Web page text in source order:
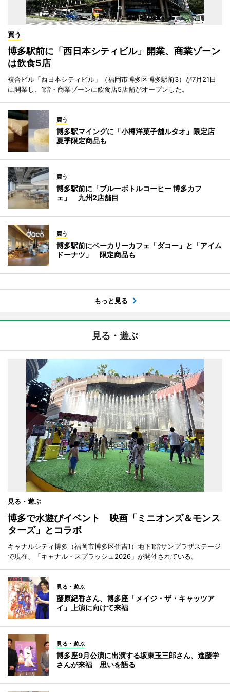
買う
博多駅前に「西日本シティビル」開業、商業ゾーン
は飲食5店
複合ビル「西日本シティビル」（福岡市博多区博多駅前3）が7月21日
に開業し、1階・商業ゾーンに飲食店5店舗がオープンした。
買う
博多駅マイングに「小樽洋菓子舗ルタオ」限定店
夏季限定商品も
買う
博多駅前に「ブルーボトルコーヒー 博多カフ
ェ」 九州2店舗目
買う
博多駅前にベーカリーカフェ「ダコー」と「アイム
ドーナツ」 限定商品も
もっと見る
見る・遊ぶ
見る・遊ぶ
博多で水遊びイベント 映画「ミニオンズ＆モンス
ターズ」とコラボ
キャナルシティ博多（福岡市博多区住吉1）地下1階サンプラザステージ
で現在、「キャナル・スプラッシュ2026」が開催されている。
見る・遊ぶ
藤原紀香さん、博多座「メイジ・ザ・キャッツア
イ」上演に向けて来福
見る・遊ぶ
博多座9月公演に出演する坂東玉三郎さん、進藤学
さんが来福 思いを語る